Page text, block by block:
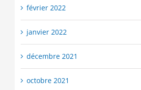
février 2022
janvier 2022
décembre 2021
octobre 2021